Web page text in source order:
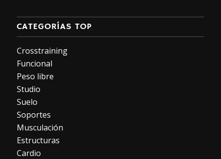
CATEGORÍAS TOP
Crosstraining
Funcional
Peso libre
Studio
Suelo
Soportes
Musculación
Estructuras
Cardio